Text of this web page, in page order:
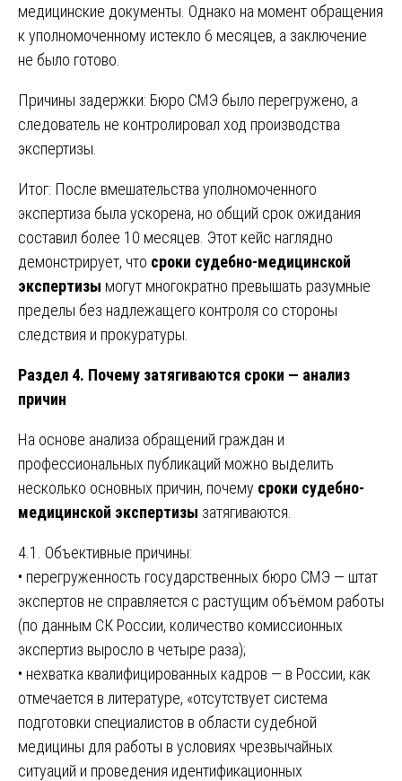
медицинские документы. Однако на момент обращения
к уполномоченному истекло 6 месяцев, а заключение
не было готово.
Причины задержки: Бюро СМЭ было перегружено, а
следователь не контролировал ход производства
экспертизы.
Итог: После вмешательства уполномоченного
экспертиза была ускорена, но общий срок ожидания
составил более 10 месяцев. Этот кейс наглядно
демонстрирует, что сроки судебно-медицинской
экспертизы могут многократно превышать разумные
пределы без надлежащего контроля со стороны
следствия и прокуратуры.
Раздел 4. Почему затягиваются сроки — анализ
причин
На основе анализа обращений граждан и
профессиональных публикаций можно выделить
несколько основных причин, почему сроки судебно-
медицинской экспертизы затягиваются.
4.1. Объективные причины:
• перегруженность государственных бюро СМЭ — штат
экспертов не справляется с растущим объёмом работы
(по данным СК России, количество комиссионных
экспертиз выросло в четыре раза);
• нехватка квалифицированных кадров — в России, как
отмечается в литературе, «отсутствует система
подготовки специалистов в области судебной
медицины для работы в условиях чрезвычайных
ситуаций и проведения идентификационных